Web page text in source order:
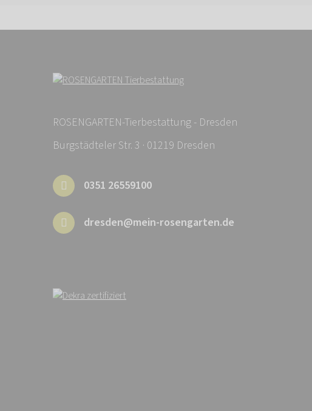
ROSENGARTEN-Tierbestattung - Dresden
Burgstädteler Str. 3 · 01219 Dresden
0351 26559100
dresden@mein-rosengarten.de